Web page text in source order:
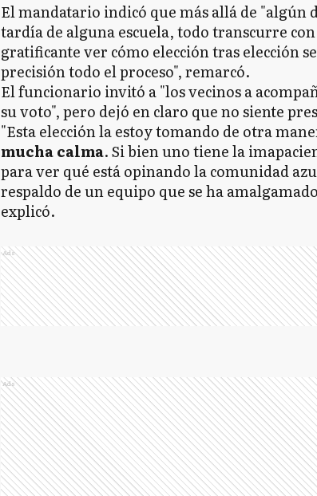
El mandatario indicó que más allá de "algún
tardía de alguna escuela, todo transcurre con
gratificante ver cómo elección tras elección
precisión todo el proceso", remarcó.
El funcionario invitó a "los vecinos a
su voto", pero dejó en claro que no siente
"Esta elección la estoy tomando de otra
mucha calma. Si bien uno tiene la
para ver qué está opinando la comunidad
respaldo de un equipo que se ha
explicó.
Ads
Ads